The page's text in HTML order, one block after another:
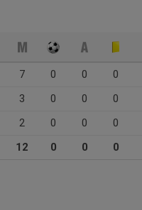
7 0 0 0
3 0 0 0
2 0 0 0
12 0 0 0